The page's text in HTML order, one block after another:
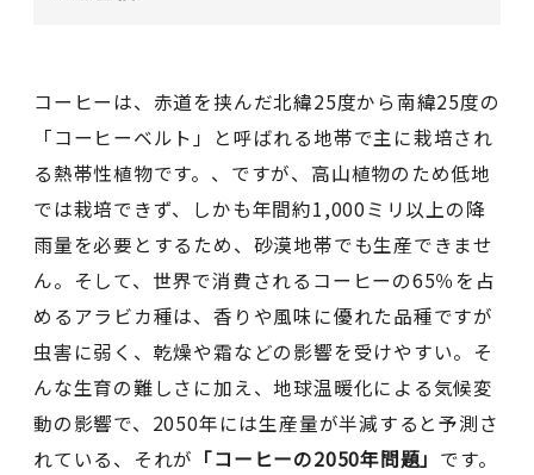
コーヒーは、赤道を挟んだ北緯25度から南緯25度の
「コーヒーベルト」と呼ばれる地帯で主に栽培され
る熱帯性植物です。、ですが、高山植物のため低地
では栽培できず、しかも年間約1,000ミリ以上の降
雨量を必要とするため、砂漠地帯でも生産できませ
ん。そして、世界で消費されるコーヒーの65％を占
めるアラビカ種は、香りや風味に優れた品種ですが
虫害に弱く、乾燥や霜などの影響を受けやすい。そ
んな生育の難しさに加え、地球温暖化による気候変
動の影響で、2050年には生産量が半減すると予測さ
れている、それが 「コーヒーの2050年問題」 です。